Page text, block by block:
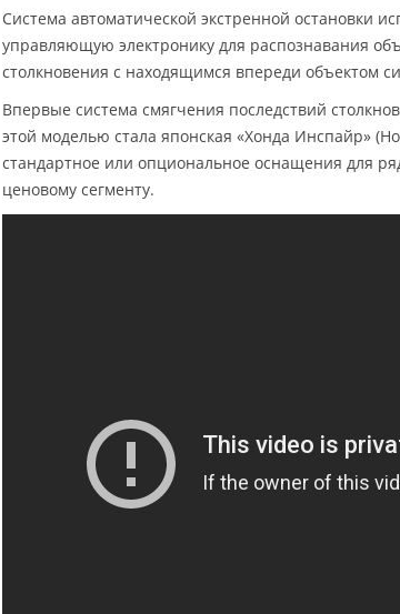
Система автоматической экстренной остановки
управляющую электронику для распознавания
столкновения с находящимся впереди объектом
Впервые система смягчения последствий
этой моделью стала японская «Хонда Инспайр»
стандартное или опциональное оснащения для
ценовому сегменту.